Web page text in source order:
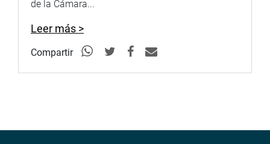
de la Cámara...
Leer más >
Compartir